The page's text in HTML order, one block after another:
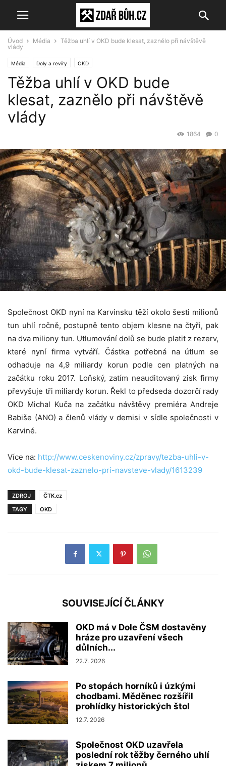
Úvod Média
Těžba uhlí v OKD bude klesat, zaznělo při návštěvě
vlády
Média Doly a revíry OKD
Těžba uhlí v OKD bude
klesat, zaznělo při návštěvě
vlády
0
1864
Společnost OKD nyní na Karvinsku těží okolo šesti milionů
tun uhlí ročně, postupně tento objem klesne na čtyři, pak
na dva miliony tun. Utlumování dolů se bude platit z rezerv,
které nyní firma vytváří. Částka potřebná na útlum se
odhaduje na 4,9 miliardy korun podle cen platných na
začátku roku 2017. Loňský, zatím neauditovaný zisk firmy
převyšuje tři miliardy korun. Řekl to předseda dozorčí rady
OKD Michal Kuča na začátku návštěvy premiéra Andreje
Babiše (ANO) a členů vlády v demisi v sídle společnosti v
Karviné.
Více na: http://www.ceskenoviny.cz/zpravy/tezba-uhli-v-
okd-bude-klesat-zaznelo-pri-navsteve-vlady/1613239
ZDROJ
ČTK.cz
TAGY
OKD
SOUVISEJÍCÍ ČLÁNKY
OKD má v Dole ČSM dostavěny
hráze pro uzavření všech
důlních...
22.7. 2026
Po stopách horníků i úzkými
chodbami. Měděnec rozšířil
prohlídky historických štol
12.7. 2026
Společnost OKD uzavřela
poslední rok těžby černého uhlí